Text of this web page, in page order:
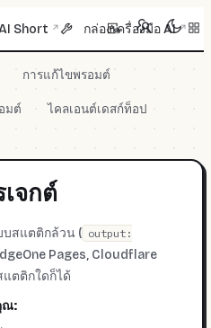
Short ↗ กล่องเครื่องมือ AI ↗
การแก้ไขพรอมต์
มต์ ไคลเอนต์เดสก์ท็อป
จกต์
บสแตติกล้วน ( output:
Pages, Cloudflare
แตติกใดก็ได้
ณ: